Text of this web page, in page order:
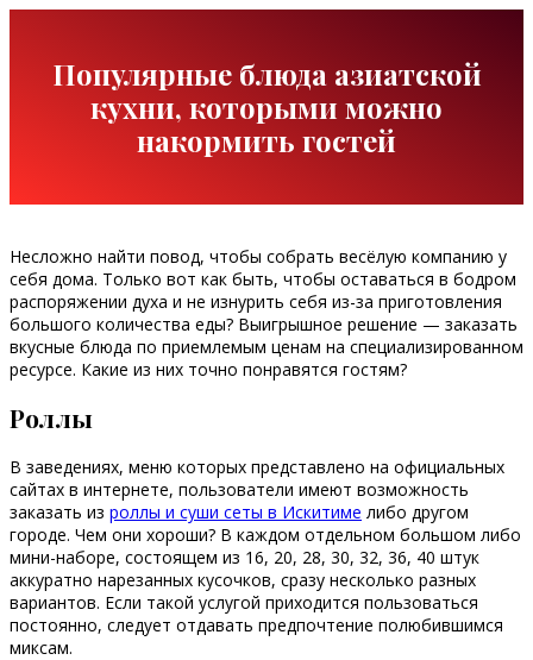
Популярные блюда азиатской
кухни, которыми можно
накормить гостей
Несложно найти повод, чтобы собрать весёлую компанию у
себя дома. Только вот как быть, чтобы оставаться в бодром
распоряжении духа и не изнурить себя из-за приготовления
большого количества еды? Выигрышное решение — заказать
вкусные блюда по приемлемым ценам на специализированном
ресурсе. Какие из них точно понравятся гостям?
Роллы
В заведениях, меню которых представлено на официальных
сайтах в интернете, пользователи имеют возможность
заказать из роллы и суши сеты в Искитиме либо другом
городе. Чем они хороши? В каждом отдельном большом либо
мини-наборе, состоящем из 16, 20, 28, 30, 32, 36, 40 штук
аккуратно нарезанных кусочков, сразу несколько разных
вариантов. Если такой услугой приходится пользоваться
постоянно, следует отдавать предпочтение полюбившимся
миксам.